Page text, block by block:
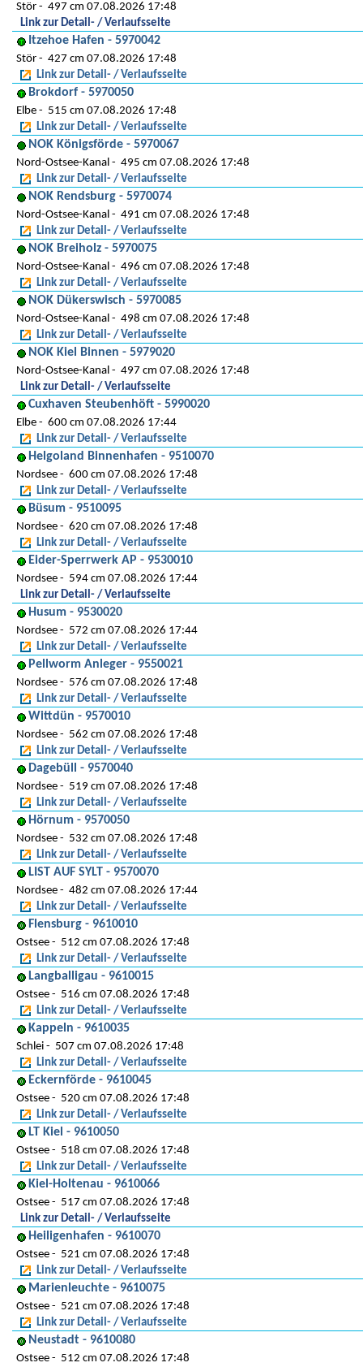
Stör
497 cm 07.08.2026 17:48
Link zur Detail- / Verlaufsseite
Itzehoe Hafen - 5970042
Stör
427 cm 07.08.2026 17:48
Link zur Detail- / Verlaufsseite
Brokdorf - 5970050
Elbe
515 cm 07.08.2026 17:48
Link zur Detail- / Verlaufsseite
NOK Königsförde - 5970067
Nord-Ostsee-Kanal
495 cm 07.08.2026 17:48
Link zur Detail- / Verlaufsseite
NOK Rendsburg - 5970074
Nord-Ostsee-Kanal
491 cm 07.08.2026 17:48
Link zur Detail- / Verlaufsseite
NOK Breiholz - 5970075
Nord-Ostsee-Kanal
496 cm 07.08.2026 17:48
Link zur Detail- / Verlaufsseite
NOK Dükerswisch - 5970085
Nord-Ostsee-Kanal
498 cm 07.08.2026 17:48
Link zur Detail- / Verlaufsseite
NOK Kiel Binnen - 5979020
Nord-Ostsee-Kanal
497 cm 07.08.2026 17:48
Link zur Detail- / Verlaufsseite
Cuxhaven Steubenhöft - 5990020
Elbe
600 cm 07.08.2026 17:44
Link zur Detail- / Verlaufsseite
Helgoland Binnenhafen - 9510070
Nordsee
600 cm 07.08.2026 17:48
Link zur Detail- / Verlaufsseite
Büsum - 9510095
Nordsee
620 cm 07.08.2026 17:48
Link zur Detail- / Verlaufsseite
Eider-Sperrwerk AP - 9530010
Nordsee
594 cm 07.08.2026 17:44
Link zur Detail- / Verlaufsseite
Husum - 9530020
Nordsee
572 cm 07.08.2026 17:44
Link zur Detail- / Verlaufsseite
Pellworm Anleger - 9550021
Nordsee
576 cm 07.08.2026 17:48
Link zur Detail- / Verlaufsseite
Wittdün - 9570010
Nordsee
562 cm 07.08.2026 17:48
Link zur Detail- / Verlaufsseite
Dagebüll - 9570040
Nordsee
519 cm 07.08.2026 17:48
Link zur Detail- / Verlaufsseite
Hörnum - 9570050
Nordsee
532 cm 07.08.2026 17:48
Link zur Detail- / Verlaufsseite
LIST AUF SYLT - 9570070
Nordsee
482 cm 07.08.2026 17:44
Link zur Detail- / Verlaufsseite
Flensburg - 9610010
Ostsee
512 cm 07.08.2026 17:48
Link zur Detail- / Verlaufsseite
Langballigau - 9610015
Ostsee
516 cm 07.08.2026 17:48
Link zur Detail- / Verlaufsseite
Kappeln - 9610035
Schlei
507 cm 07.08.2026 17:48
Link zur Detail- / Verlaufsseite
Eckernförde - 9610045
Ostsee
520 cm 07.08.2026 17:48
Link zur Detail- / Verlaufsseite
LT Kiel - 9610050
Ostsee
518 cm 07.08.2026 17:48
Link zur Detail- / Verlaufsseite
Kiel-Holtenau - 9610066
Ostsee
517 cm 07.08.2026 17:48
Link zur Detail- / Verlaufsseite
Heiligenhafen - 9610070
Ostsee
521 cm 07.08.2026 17:48
Link zur Detail- / Verlaufsseite
Marienleuchte - 9610075
Ostsee
521 cm 07.08.2026 17:48
Link zur Detail- / Verlaufsseite
Neustadt - 9610080
Ostsee 512 cm 07.08.2026 17:48